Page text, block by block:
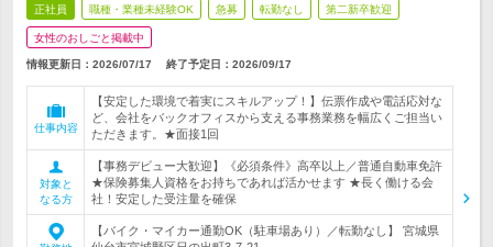
正社員 職種・業種未経験OK 急募 転勤なし 第二新卒歓迎
女性のおしごと掲載中
情報更新日：2026/07/17 終了予定日： 2026/09/17
仕事内容
【安定した環境で着実にスキルアップ！】伝票作成や電話応対な
ど、会社をバックオフィスから支える事務業務を幅広くご担当い
ただきます。★面接1回
対象と
なる方
【事務デビュー大歓迎】《必須条件》高卒以上／普通自動車免許
★保険募集人資格をお持ちであれば活かせます ★長く働ける会
社！安定した受注量を確保
【バイク・マイカー通勤OK（駐車場あり）／転勤なし】 宮城県